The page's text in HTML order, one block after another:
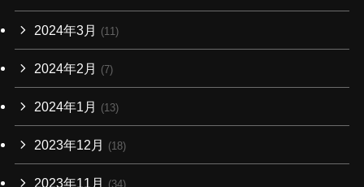
2024年3月 (11)
2024年2月 (7)
2024年1月 (13)
2023年12月 (18)
2023年11月 (34)